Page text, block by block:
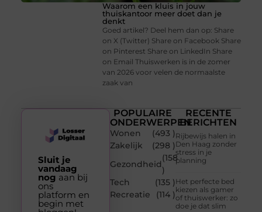
Waarom een kluis in jouw
thuiskantoor meer doet dan je
denkt
Goed artikel? Deel hem dan op: Share
on X (Twitter) Share on Facebook Share
on Pinterest Share on LinkedIn Share
on Email Thuiswerken is in de zomer
van 2026 voor velen de normaalste
zaak van
POPULAIRE
ONDERWERPEN
Wonen
(493 )
Zakelijk
(298 )
Gezondheid
(158
)
Tech
(135 )
Recreatie
(114 )
RECENTE
BERICHTEN
Rijbewijs halen in
Den Haag zonder
stress in je
planning
Het perfecte bed
kiezen als gamer
of thuiswerker: zo
doe je dat slim
Sluit je
vandaag
nog aan bij
ons
platform en
begin met